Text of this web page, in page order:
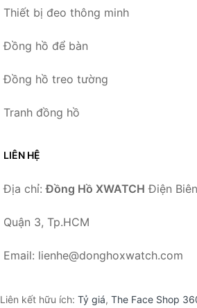
Thiết bị đeo thông minh
Đồng hồ để bàn
Đồng hồ treo tường
Tranh đồng hồ
LIÊN HỆ
Địa chỉ:Đồng Hồ XWATCH Điện
Quận 3, Tp.HCM
Email: lienhe@donghoxwatch.com
Liên kết hữu ích: Tỷ giá, The Face Shop